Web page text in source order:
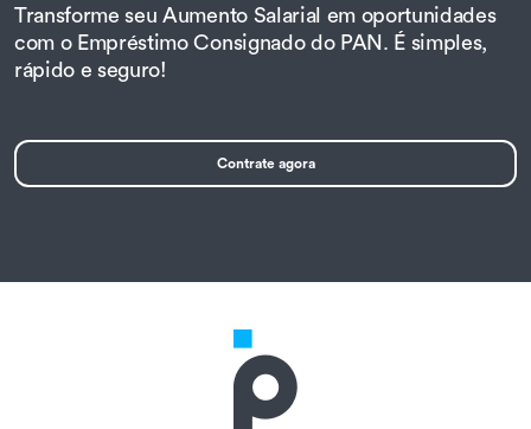
Transforme seu Aumento Salarial em oportunidades
com o Empréstimo Consignado do PAN. É simples,
rápido e seguro!
Contrate agora